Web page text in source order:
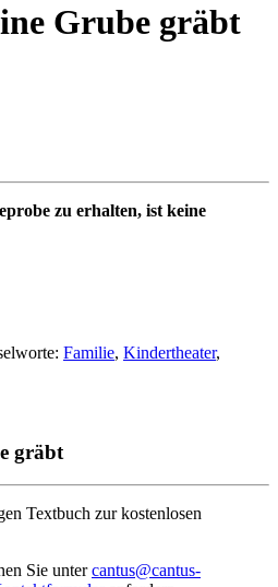
Grube gräbt
zu erhalten, ist keine
Familie, Kindertheater,
gräbt
Textbuch zur kostenlosen
Sie untercantus@cantus-